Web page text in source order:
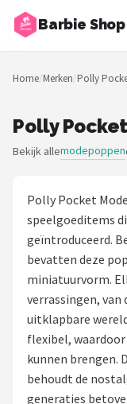
Barbie Shop
Zoeken
NAVIGATIE
Merken
Barbies
Poppen
Meubeltjes
Shop
POPULAIRE
Home/Merken/Polly
Polly
Bekijk allemodepoppen
Polly Pocket
speelgoeditems
geïntroduceerd.
bevatten deze
miniatuurvorm.
verrassingen,
uitklapbare
flexibel,
kunnen brengen.
behoudt de
generaties